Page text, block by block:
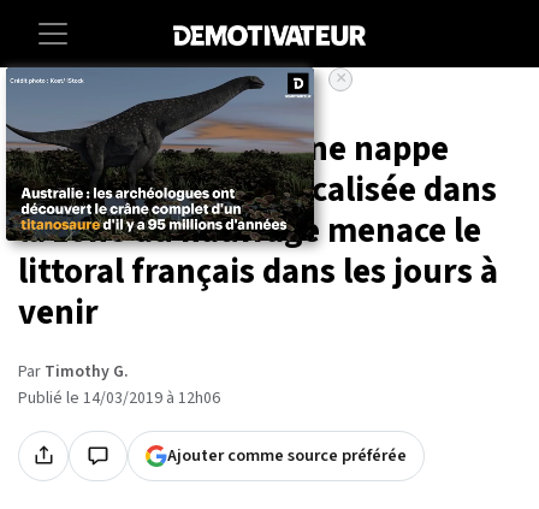
Societe Environnement
Grande America : une nappe
d'hydrocarbures localisée dans
la zone du naufrage menace le
littoral français dans les jours à
venir
Par Timothy G.
Publié le 14/03/2019 à 12h06
Ajouter comme source préférée
×